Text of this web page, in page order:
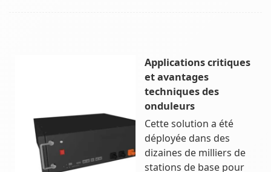
Applications critiques
et avantages
techniques des
onduleurs
Cette solution a été
déployée dans des
dizaines de milliers de
stations de base pour